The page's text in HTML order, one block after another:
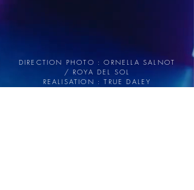
DIRECTION PHOTO : ORNELLA SALNOT
/ ROYA DEL SOL
REALISATION : TRUE DALEY